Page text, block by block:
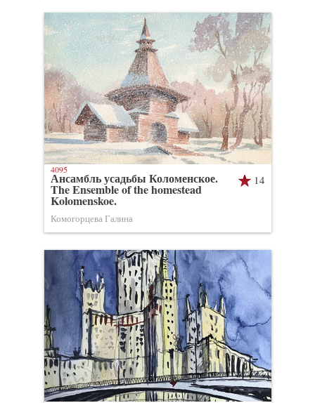
14
Ансамбль усадьбы Коломенское.
The Ensemble of the homestead
Kolomenskoe.
Комогорцева Галина
4095